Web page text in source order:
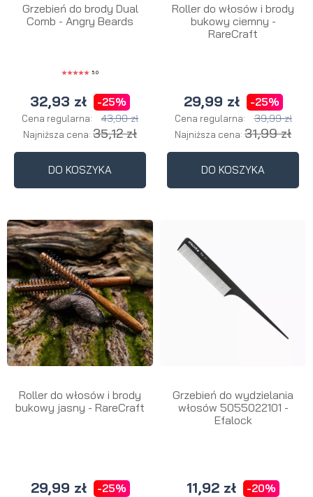
Grzebień do brody Dual
Comb - Angry Beards
5.0
32,93 zł -25%
Cena regularna: 43,90 zł
Najniższa cena: 35,12 zł
DO KOSZYKA
Roller do włosów i brody
bukowy ciemny -
RareCraft
29,99 zł -25%
Cena regularna: 39,99 zł
Najniższa cena: 31,99 zł
DO KOSZYKA
Roller do włosów i brody
bukowy jasny - RareCraft
29,99 zł -25%
Grzebień do wydzielania
włosów 5055022101 -
Efalock
11,92 zł -20%